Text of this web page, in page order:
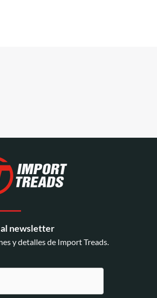
newsletter
y detalles de Import Treads.